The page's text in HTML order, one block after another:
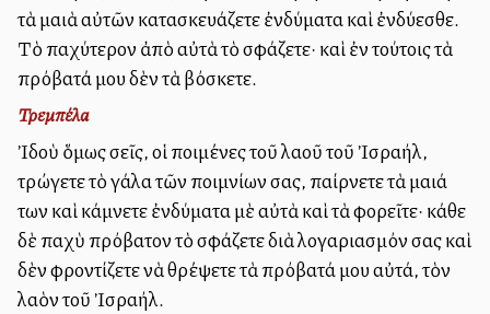
τὰ μαλλιὰ αὐτῶν κατασκευάζετε ἐνδύματα καὶ ἐνδύεσθε.
Τὸ παχύτερον ἀπὸ αὐτὰ τὸ σφάζετε· καὶ ἐν τούτοις τὰ
πρόβατά μου δὲν τὰ βόσκετε.
Τρεμπέλα
Ἰδοὺ ὅμως σεῖς, οἱ ποιμένες τοῦ λαοῦ τοῦ Ἰσραήλ,
τρώγετε τὸ γάλα τῶν ποιμνίων σας, παίρνετε τὰ μαλλιά
των καὶ κάμνετε ἐνδύματα μὲ αὐτὰ καὶ τὰ φορεῖτε· κάθε
δὲ παχὺ πρόβατον τὸ σφάζετε διὰ λογαριασμόν σας καὶ
δὲν φροντίζετε νὰ θρέψετε τὰ πρόβατά μου αὐτά, τὸν
λαὸν τοῦ Ἰσραήλ.